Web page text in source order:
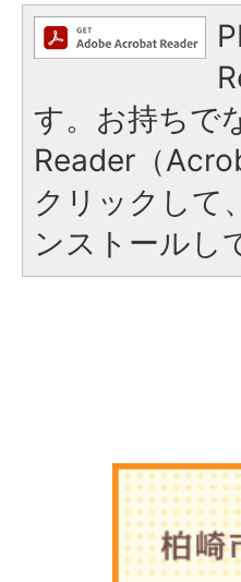
す。お持ちで
Reader（
クリックして
ンストールし